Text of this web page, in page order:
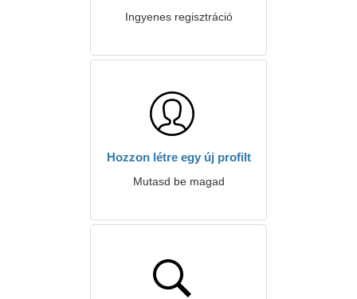
Ingyenes regisztráció
Hozzon létre egy új profilt
Mutasd be magad